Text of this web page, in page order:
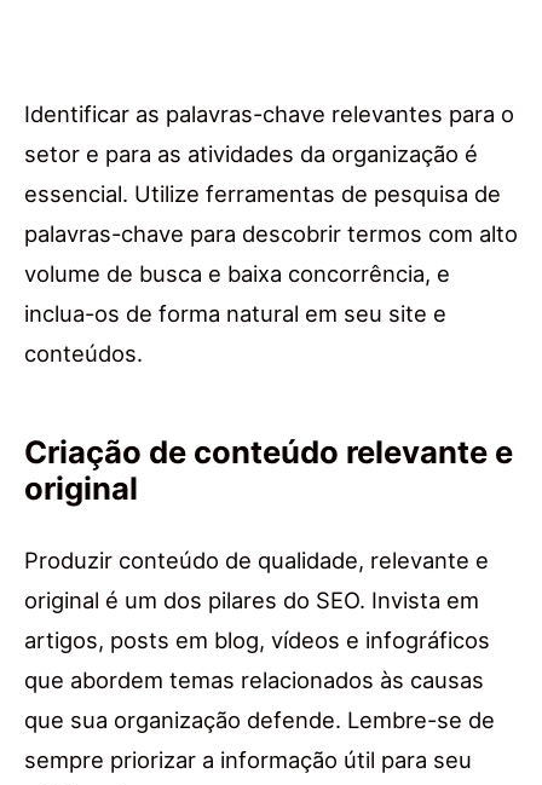
Identificar as palavras-chave relevantes para o
setor e para as atividades da organização é
essencial. Utilize ferramentas de pesquisa de
palavras-chave para descobrir termos com alto
volume de busca e baixa concorrência, e
inclua-os de forma natural em seu site e
conteúdos.
Criação de conteúdo relevante e
original
Produzir conteúdo de qualidade, relevante e
original é um dos pilares do SEO. Invista em
artigos, posts em blog, vídeos e infográficos
que abordem temas relacionados às causas
que sua organização defende. Lembre-se de
sempre priorizar a informação útil para seu